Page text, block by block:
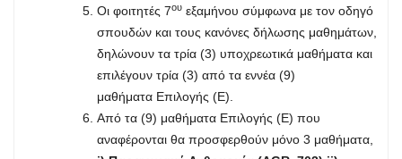
Οι φοιτητές 7ου εξαμήνου σύμφωνα με τον οδηγό
σπουδών και τους κανόνες δήλωσης μαθημάτων,
δηλώνουν τα τρία (3) υποχρεωτικά μαθήματα και
επιλέγουν τρία (3) από τα εννέα (9)
μαθήματα Επιλογής (Ε).
Από τα (9) μαθήματα Επιλογής (Ε) που
αναφέρονται θα προσφερθούν μόνο 3 μαθήματα,